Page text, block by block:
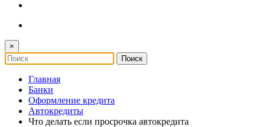
×
Главная
Банки
Оформление кредита
Автокредиты
Что делать если просрочка автокредита